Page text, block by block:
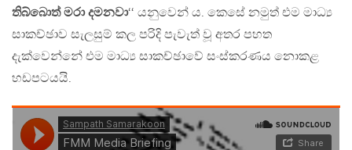
තිබ්බොත් මරා දමනවා‘‘ යනුවෙන් ය. කෙසේ නමුත් එම මාධ්‍ය
සාකච්ඡාව සැලසුම් කල පරිදි පැවැත් වූ අතර පහත
දැක්වෙන්නේ එම මාධ්‍ය සාකච්ඡාවේ සංස්කරණය නොකළ
හඩපටයයි.